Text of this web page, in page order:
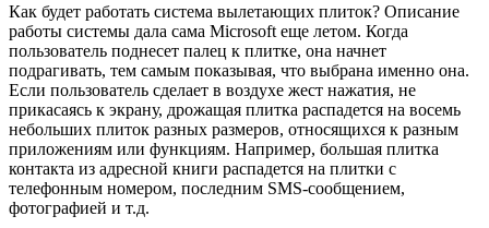
Как будет работать система вылетающих плиток? Описание
работы системы дала сама Microsoft еще летом. Когда
пользователь поднесет палец к плитке, она начнет
подрагивать, тем самым показывая, что выбрана именно она.
Если пользователь сделает в воздухе жест нажатия, не
прикасаясь к экрану, дрожащая плитка распадется на восемь
небольших плиток разных размеров, относящихся к разным
приложениям или функциям. Например, большая плитка
контакта из адресной книги распадется на плитки с
телефонным номером, последним SMS-сообщением,
фотографией и т.д.